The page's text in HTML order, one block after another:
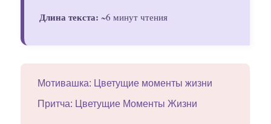
Длина текста: ~6 минут чтения
Мотивашка: Цветущие моменты жизни
Притча: Цветущие Моменты Жизни